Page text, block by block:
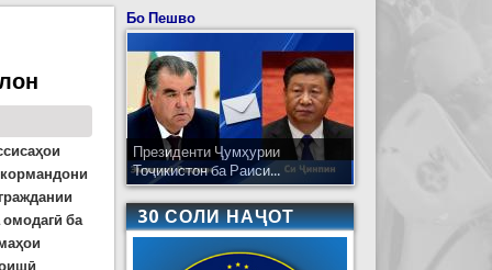
ба
Бо Пешво
Президенти Ҷумҳурии
Тоҷикистон ба Раиси...
30 СОЛИ НАҶОТ